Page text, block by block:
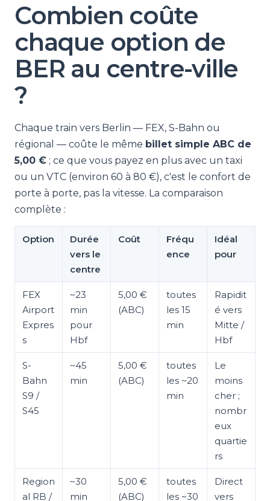
Combien coûte
chaque option de
BER au centre-ville
?
Chaque train vers Berlin — FEX, S-Bahn ou
régional — coûte le même billet simple ABC de
5,00 € ; ce que vous payez en plus avec un taxi
ou un VTC (environ 60 à 80 €), c'est le confort de
porte à porte, pas la vitesse. La comparaison
complète :
Option
Durée
vers le
centre
Coût
Fréqu
ence
Idéal
pour
FEX
Airport
Expres
s
~23
min
pour
Hbf
5,00 €
(ABC)
toutes
les 15
min
Rapidit
é vers
Mitte /
Hbf
S-
Bahn
S9 /
S45
~45
min
5,00 €
(ABC)
toutes
les ~20
min
Le
moins
cher ;
nombr
eux
quartie
rs
Region
al RB /
~30
min
5,00 €
(ABC)
toutes
les ~30
Direct
vers